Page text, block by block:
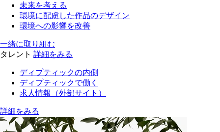
未来を考える
環境に配慮した作品のデザイン
環境への影響を改善
一緒に取り組む
タレント 詳細をみる
ディプティックの内側
ディプティックで働く
求人情報（外部サイト）
詳細をみる